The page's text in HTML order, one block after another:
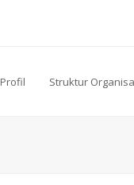
Profil Struktur